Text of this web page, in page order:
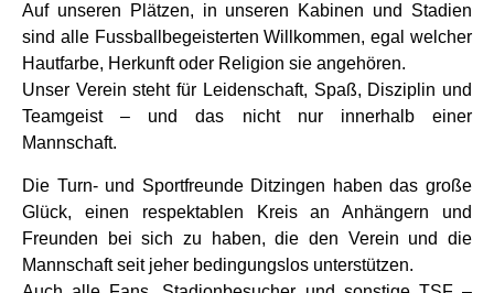
Auf unseren Plätzen, in unseren Kabinen und Stadien
sind alle Fussballbegeisterten Willkommen, egal welcher
Hautfarbe, Herkunft oder Religion sie angehören.
Unser Verein steht für Leidenschaft, Spaß, Disziplin und
Teamgeist – und das nicht nur innerhalb einer
Mannschaft.
Die Turn- und Sportfreunde Ditzingen haben das große
Glück, einen respektablen Kreis an Anhängern und
Freunden bei sich zu haben, die den Verein und die
Mannschaft seit jeher bedingungslos unterstützen.